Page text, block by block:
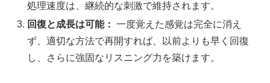
処理速度は、継続的な刺激で維持されます。
回復と成長は可能： 一度覚えた感覚は完全に消え
ず、適切な方法で再開すれば、以前よりも早く回復
し、さらに強固なリスニング力を築けます。